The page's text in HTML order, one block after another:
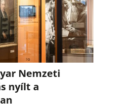
Nemzeti
nyílt a